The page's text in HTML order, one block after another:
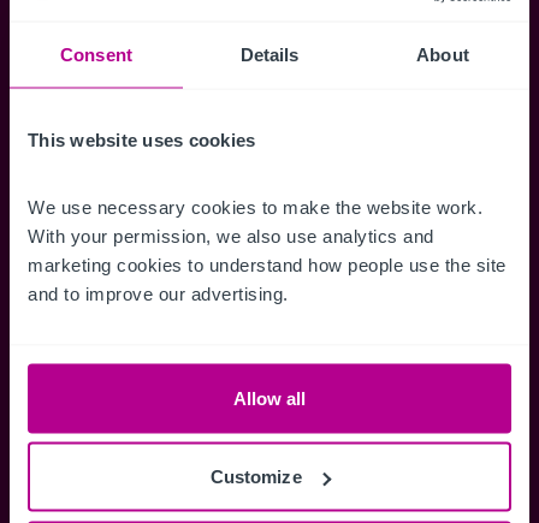
Consent Details About
This website uses cookies
We use necessary cookies to make the website work.
With your permission, we also use analytics and
marketing cookies to understand how people use the site
and to improve our advertising.
Allow all
Customize
Kartenansicht sowie die Möglichkeit
Suchkriterien zu speichern und
erhalten.
Zugriff auf alle
Verkaufsmandate - exklusiv für
Mitglieder.
und einfach